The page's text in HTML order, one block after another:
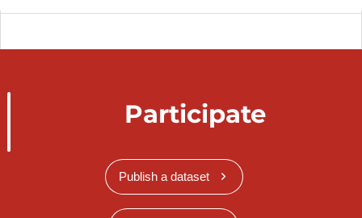
Participate
Publish a dataset